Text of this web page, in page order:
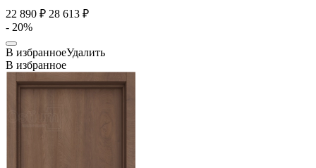
22 890 ₽ 28 613 ₽
- 20%
В избранноеУдалить
В избранное